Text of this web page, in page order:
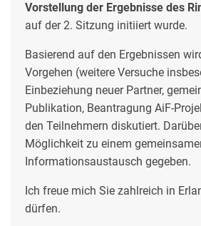
Vorstellung der Ergebnisse des
auf der 2. Sitzung initiiert wurde.
Basierend auf den Ergebnissen
Vorgehen (weitere Versuche
Einbeziehung neuer Partner,
Publikation, Beantragung AiF-
den Teilnehmern diskutiert.
Möglichkeit zu einem
Informationsaustausch gegeben.
Ich freue mich Sie zahlreich in
dürfen.